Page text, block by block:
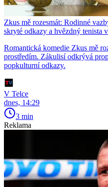
Zkus mě rozesmát: Rodinné
skryté odkazy a hvězdný tenista
Romantická komedie Zkus mě
prostředím. Zákulisí odkrývá
popkulturní odkazy.
V Telce
dnes, 14:29
3 min
Reklama